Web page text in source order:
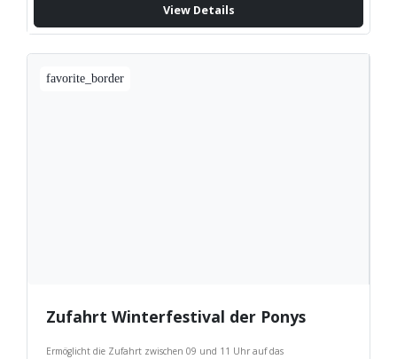
View Details
favorite_border
Zufahrt Winterfestival der Ponys
Ermöglicht die Zufahrt zwischen 09 und 11 Uhr auf das